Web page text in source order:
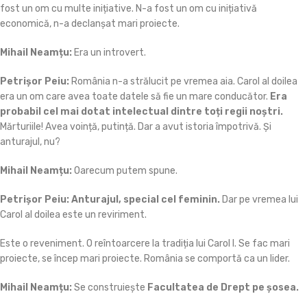
fost un om cu multe inițiative. N-a fost un om cu inițiativă
economică, n-a declanșat mari proiecte.
Mihail Neamțu: Era un introvert.
Petrișor Peiu: România n-a strălucit pe vremea aia. Carol al doilea
era un om care avea toate datele să fie un mare conducător. Era
probabil cel mai dotat intelectual dintre toți regii noștri.
Mărturiile! Avea voință, putință. Dar a avut istoria împotrivă. Și
anturajul, nu?
Mihail Neamțu: Oarecum putem spune.
Petrișor Peiu: Anturajul, special cel feminin. Dar pe vremea lui
Carol al doilea este un reviriment.
Este o reveniment. O reîntoarcere la tradiția lui Carol I. Se fac mari
proiecte, se încep mari proiecte. România se comportă ca un lider.
Mihail Neamțu: Se construiește Facultatea de Drept pe șosea.